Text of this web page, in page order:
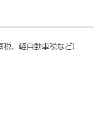
、軽自動車税など）